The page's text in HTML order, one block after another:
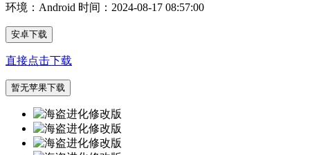
环境：Android 时间：2024-08-17 08:57:00
安卓下载
直接点击下载
暂无苹果下载